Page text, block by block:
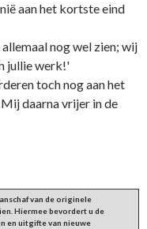
aan het kortste eind
nog wel zien; wij
jullie werk!'
toch nog aan het
daarna vrijer in de
van de originele
Hiermee bevordert u de
en uitgifte van nieuwe